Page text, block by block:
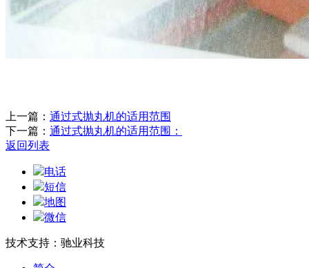
上一篇： 通过式抛丸机的适用范围
下一篇： 通过式抛丸机的适用范围：
返回列表
电话
短信
地图
微信
技术支持：驰业科技